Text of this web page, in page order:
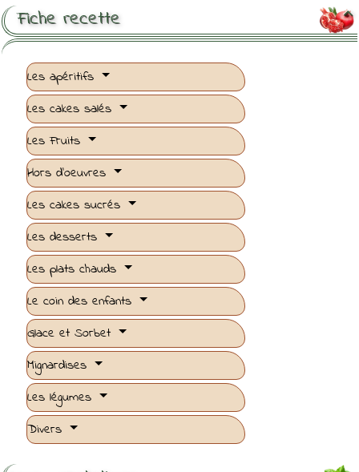

Fiche recette
Les apéritifs
Les cakes salés
Les Fruits
Hors d'oeuvres
Les cakes sucrés
Les desserts
Les plats chauds
Le coin des enfants
Glace et Sorbet
Mignardises
Les légumes
Divers